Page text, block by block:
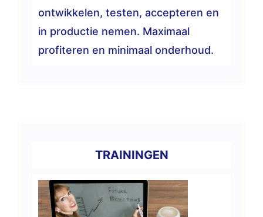
ontwikkelen, testen, accepteren en
in productie nemen. Maximaal
profiteren en minimaal onderhoud.
TRAININGEN